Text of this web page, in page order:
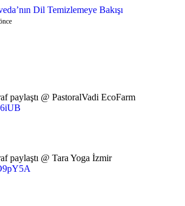
Dil Temizlemeye Bakışı
paylaştı @ PastoralVadi EcoFarm
paylaştı @ Tara Yoga İzmir